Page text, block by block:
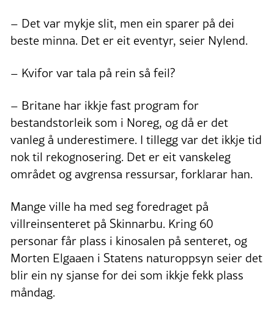
– Det var mykje slit, men ein sparer på dei
beste minna. Det er eit eventyr, seier Nylend.
– Kvifor var tala på rein så feil?
– Britane har ikkje fast program for
bestandstorleik som i Noreg, og då er det
vanleg å underestimere. I tillegg var det ikkje tid
nok til rekognosering. Det er eit vanskeleg
området og avgrensa ressursar, forklarar han.
Mange ville ha med seg foredraget på
villreinsenteret på Skinnarbu. Kring 60
personar får plass i kinosalen på senteret, og
Morten Elgaaen i Statens naturoppsyn seier det
blir ein ny sjanse for dei som ikkje fekk plass
måndag.